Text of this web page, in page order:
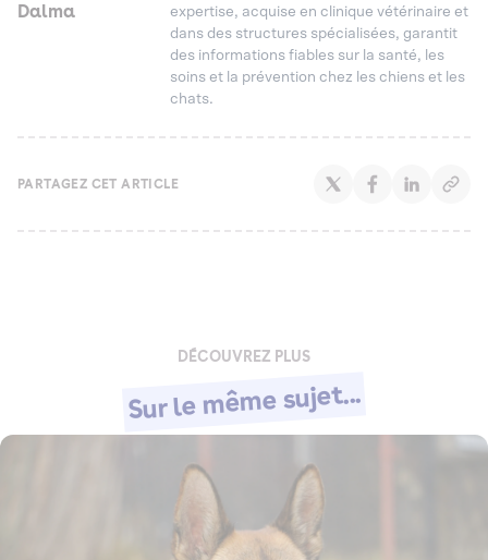
Dalma
expertise, acquise en clinique vétérinaire et
dans des structures spécialisées, garantit
des informations fiables sur la santé, les
soins et la prévention chez les chiens et les
chats.
PARTAGEZ CET ARTICLE
DÉCOUVREZ PLUS
Sur le même sujet...